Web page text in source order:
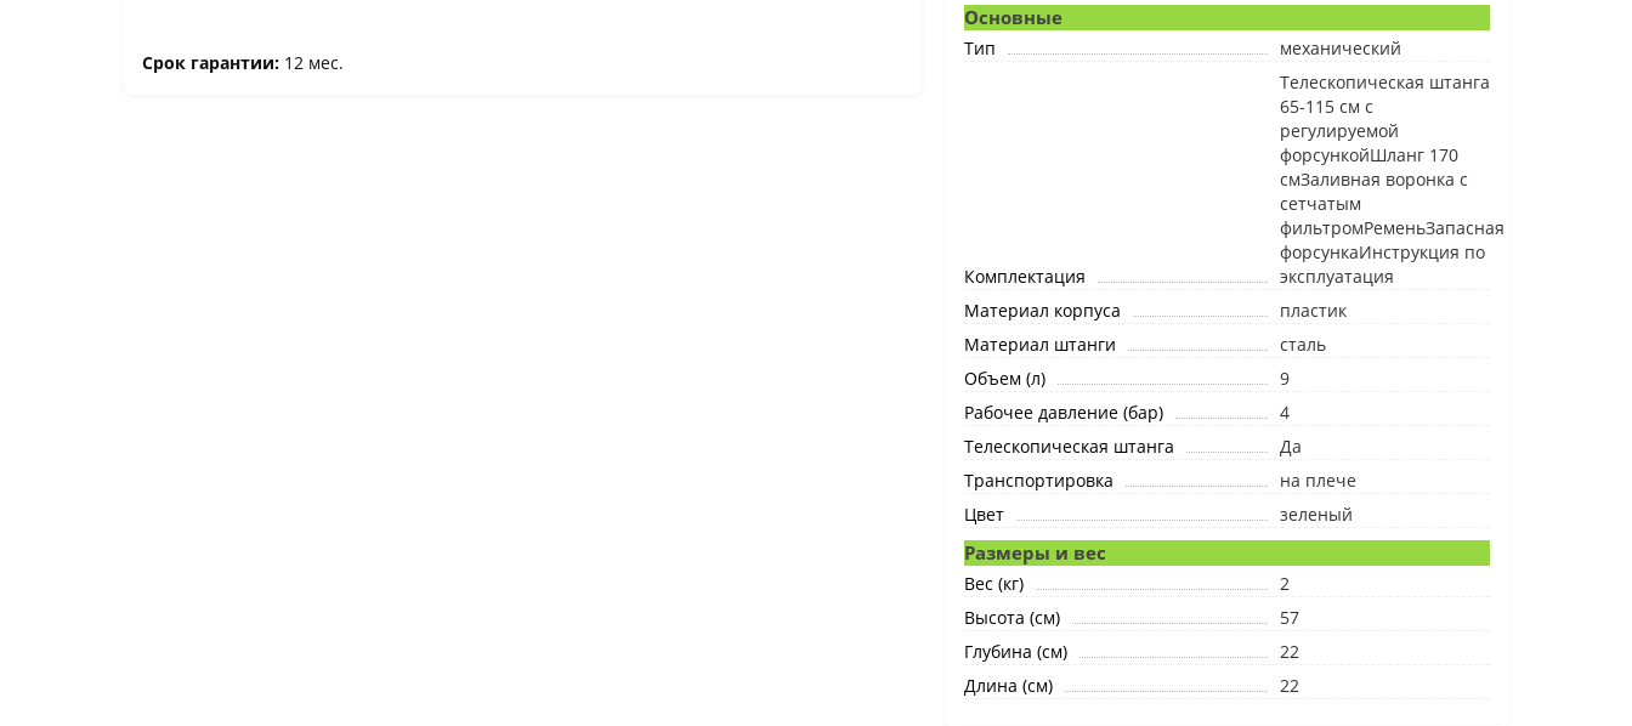
Срок гарантии: 12 мес.
Основные
Тип механический
Комплектация
Телескопическая штанга
65-115 см с
регулируемой
форсункойШланг 170
смЗаливная воронка с
сетчатым
фильтромРеменьЗапасная
форсункаИнструкция по
эксплуатация
Материал корпуса
пластик
Материал штанги
сталь
Объем (л)
9
Рабочее давление (бар)
4
Телескопическая штанга
Да
Транспортировка
на плече
Цвет
зеленый
Размеры и вес
Вес (кг)
2
Высота (см)
57
Глубина (см)
22
Длина (см)
22